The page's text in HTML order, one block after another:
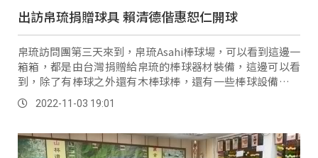
出訪帛琉捐贈球具 賴清德偕惠恕仁開球
帛琉訪問團第三天來到，帛琉Asahi棒球場，可以看到這邊一
箱箱，都是由台灣捐贈給帛琉的棒球器材裝備，這邊可以看
到，除了有棒球之外還有木棒球棒，還有一些棒球設備，希
望透過這次的捐贈，可以提升球員們的技術，也希望未來帛
琉的球員們，可以到台灣一起來做交流。
2022-11-03 19:01